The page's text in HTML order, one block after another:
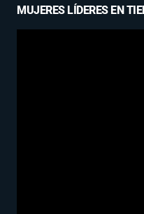
MUJERES LÍDERES EN